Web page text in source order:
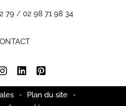
79/ 02 98 71 98 34
- Plan du site
-